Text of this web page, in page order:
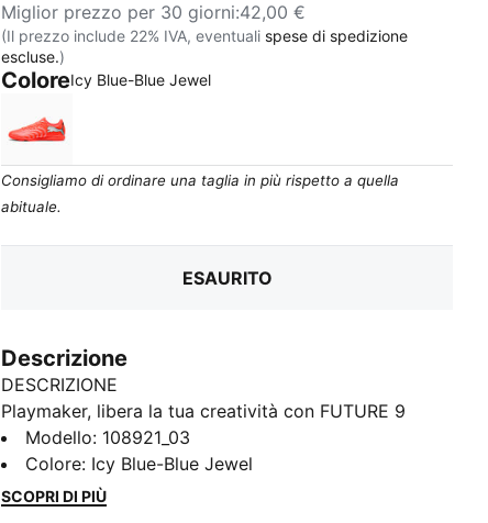
Miglior prezzo per 30 giorni:42,00 €
(Il prezzo include 22% IVA, eventuali spese di spedizione
escluse.)
ColoreIcy Blue-Blue Jewel:
Glowing Red-PUMA White-PUMA Black-PUMA Silver
Consigliamo di ordinare una taglia in più rispetto a quella
abituale.
ESAURITO
Descrizione
DESCRIZIONE
Playmaker, libera la tua creatività con FUTURE 9
PLAY. La tomaia leggera con linguetta elasticizzata
offre comfort, supporto e resistenza, mentre le zone
in rilievo mirate migliorano il grip sul pallone. La suola
Modello: 108921_03
Colore: Icy Blue-Blue Jewel
SCOPRI DI PIÙ